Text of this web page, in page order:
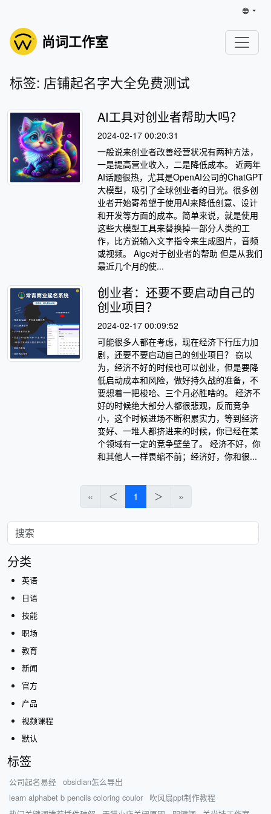
尚词工作室
标签: 店铺起名字大全免费测试
AI工具对创业者帮助大吗？
2024-02-17 00:20:31
一般说来创业者改善经营状况有两种方法，
一是提高营业收入，二是降低成本。 近两年
AI话题很热，尤其是OpenAI公司的ChatGPT
大模型，吸引了全球创业者的目光。很多创
业者开始寄希望于使用AI来降低创意、设计
和开发等方面的成本。简单来说，就是使用
这些大模型工具来替换掉一部分人类的工
作，比方说输入文字指令来生成图片，音频
或视频。 Aigc对于创业者的帮助 但是从我们
最近几个月的使...
创业者：还要不要启动自己的
创业项目？
2024-02-17 00:09:52
可能很多人都在考虑，现在经济下行压力加
剧，还要不要启动自己的创业项目？ 窃以
为，经济不好的时候也可以创业，但是要降
低启动成本和风险，做好持久战的准备，不
要想着一把梭哈、三个月必胜啥的。 经济不
好的时候绝大部分人都很悲观，反而竞争
小，这个时候进场不断积累实力，等到经济
变好、一堆人都挤进来的时候，你已经在某
个领域有一定的竞争壁垒了。 经济不好，你
和其他人一样畏缩不前；经济好，你和很...
« ＜ 1 ＞ »
分类
英语
日语
技能
职场
教育
新闻
官方
产品
视频课程
默认
标签
公司起名易经
obsidian怎么导出
learn alphabet b pencils coloring coulor
吹风扇ppt制作教程